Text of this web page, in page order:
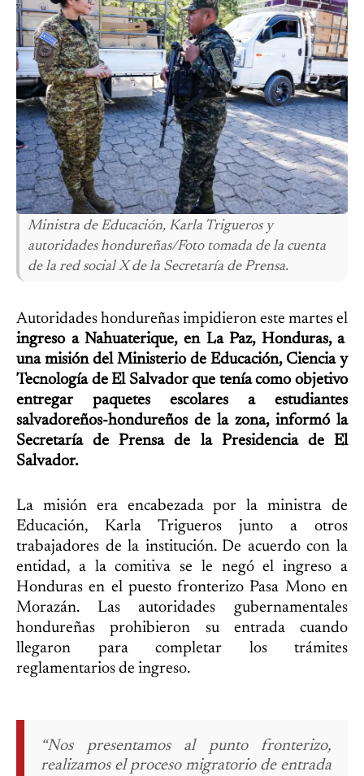
Ministra de Educación, Karla Trigueros y
autoridades hondureñas/Foto tomada de la cuenta
de la red social X de la Secretaría de Prensa.
Autoridades hondureñas impidieron este martes el
ingreso a Nahuaterique, en La Paz, Honduras, a
una misión del Ministerio de Educación, Ciencia y
Tecnología de El Salvador que tenía como objetivo
entregar paquetes escolares a estudiantes
salvadoreños-hondureños de la zona, informó la
Secretaría de Prensa de la Presidencia de El
Salvador.
La misión era encabezada por la ministra de
Educación, Karla Trigueros junto a otros
trabajadores de la institución. De acuerdo con la
entidad, a la comitiva se le negó el ingreso a
Honduras en el puesto fronterizo Pasa Mono en
Morazán. Las autoridades gubernamentales
hondureñas prohibieron su entrada cuando
llegaron para completar los trámites
reglamentarios de ingreso.
“Nos presentamos al punto fronterizo,
realizamos el proceso migratorio de entrada